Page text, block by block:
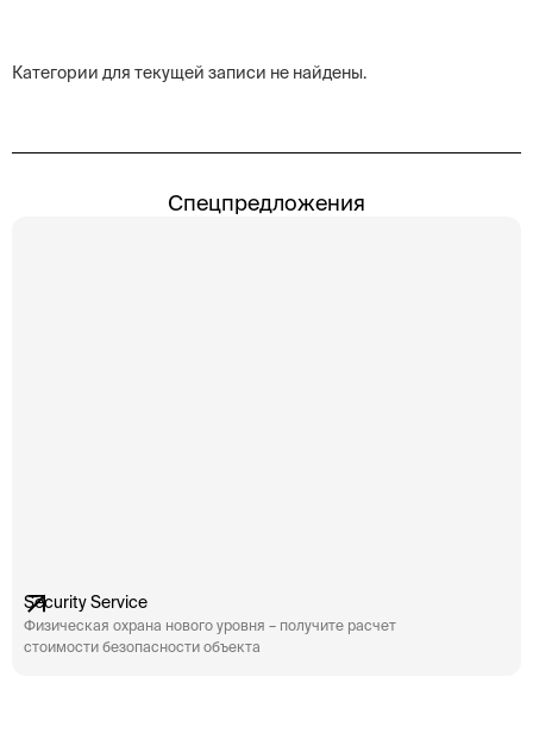
Категории для текущей записи не найдены.
Спецпредложения
Security Service
Физическая охрана нового уровня – получите расчет
стоимости безопасности объекта